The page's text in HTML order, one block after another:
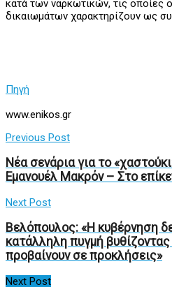
κατά των ναρκωτικών, τις οποίες
δικαιωμάτων χαρακτηρίζουν ως
Πηγή
www.enikos.gr
Previous Post
Νέα σενάρια για το
Εμανουέλ Μακρόν – Στο
Next Post
Βελόπουλος: «Η κυβέρνηση
κατάλληλη πυγμή
προβαίνουν σε προκλήσεις»
Next Post